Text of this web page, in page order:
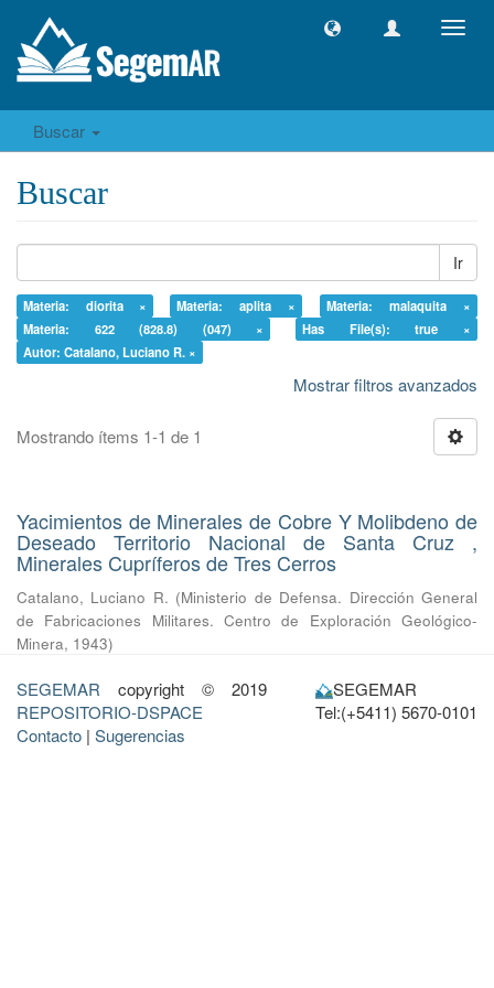
Buscar
Buscar
Ir
Materia: diorita × Materia: aplita ×
Materia: malaquita ×
Materia: 622 (828.8) (047) ×
Has File(s): true ×
Autor: Catalano, Luciano R. ×
Mostrar filtros avanzados
Mostrando ítems 1-1 de 1
Yacimientos de Minerales de Cobre Y Molibdeno de
Deseado Territorio Nacional de Santa Cruz ,
Minerales Cupríferos de Tres Cerros
Catalano, Luciano R. (Ministerio de Defensa. Dirección General
de Fabricaciones Militares. Centro de Exploración Geológico-
Minera, 1943)
SEGEMAR copyright © 2019
REPOSITORIO-DSPACE
Contacto | Sugerencias
SEGEMAR
Tel:(+5411) 5670-0101